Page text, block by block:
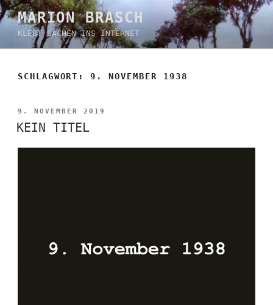
Zum
Inhalt
springen
MARION BRASCH
KLEBT SACHEN INS INTERNET
SCHLAGWORT:9. NOVEMBER 1938
VERÖFFENTLICHT
AM
9. NOVEMBER 2019
KEIN TITEL